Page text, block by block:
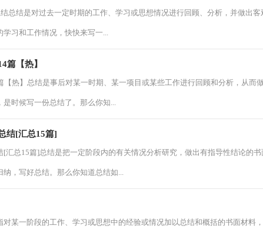
总结是对过去一定时期的工作、学习或思想情况进行回顾、分析，并做出
习和工作情况，快快来写一...
篇【热】
【热】总结是事后对某一时期、某一项目或某些工作进行回顾和分析，从而
是时候写一份总结了。那么你知...
结[汇总15篇]
[汇总15篇]总结是把一定阶段内的有关情况分析研究，做出有指导性结论的
纳，写好总结。那么你知道总结如...
对某一阶段的工作、学习或思想中的经验或情况加以总结和概括的书面材料